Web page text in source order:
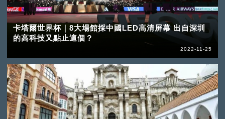
卡塔爾世界杯｜8大場館採中國LED高清屏幕 出自深圳
的高科技又點止這個？
2022-11-25